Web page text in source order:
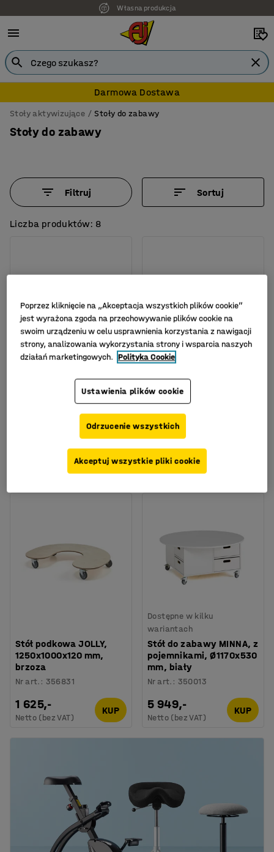
7 lat gwarancji
Darmowa Dostawa
Stoły aktywizujące Stoły do zabawy
Stoły do zabawy
Filtruj Sortuj
Liczba produktów: 8
Dostępne w kilku
Stół do zabawy MELINA,
1000x900x330 mm,
Netto (bez VAT)
KUP
Stół składany Molly
Nr art.:350002
7 649,-
Netto (bez VAT)
Stół podkowa JOLLY,
1250x1000x120 mm,
brzoza
Nr art. : 356831
1 625,-
Netto (bez VAT)
KUP
Dostępne w kilku
wariantach
Stół do zabawy MINNA, z
pojemnikami, Ø1170x530
mm, biały
Nr art. : 350013
5 949,-
Netto (bez VAT)
KUP
Poprzez kliknięcie na „Akceptacja wszystkich plików cookie”
jest wyrażona zgoda na przechowywanie plików cookie na
swoim urządzeniu w celu usprawnienia korzystania z nawigacji
strony, analizowania wykorzystania strony i wsparcia naszych
działań marketingowych. Polityka Cookie
Ustawienia plików cookie
Odrzucenie wszystkich
Akceptuj wszystkie pliki cookie